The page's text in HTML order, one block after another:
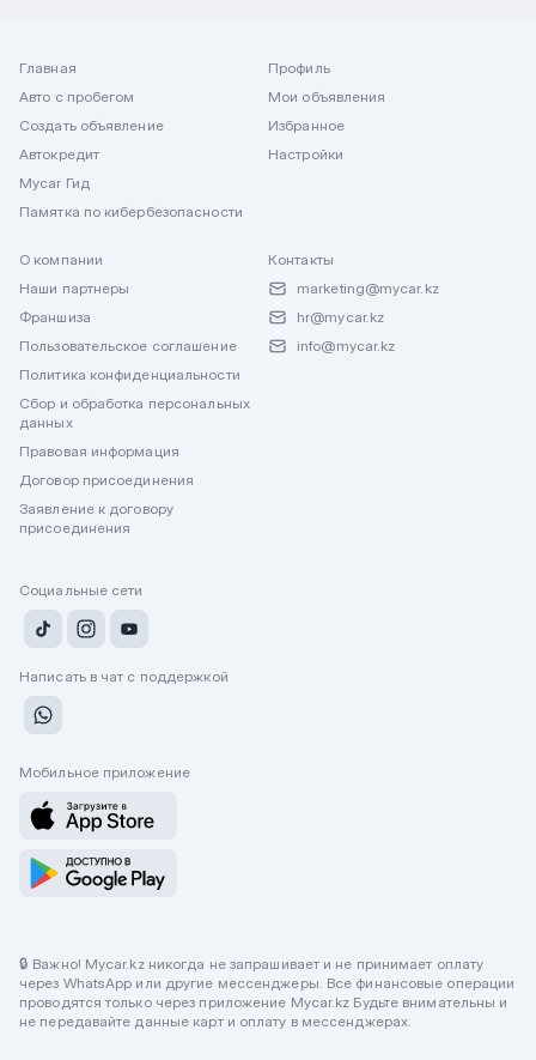
Главная
Авто с пробегом
Создать объявление
Автокредит
Mycar Гид
Памятка по кибербезопасности
Профиль
Мои объявления
Избранное
Настройки
О компании
Наши партнеры
Франшиза
Пользовательское соглашение
Политика конфиденциальности
Сбор и обработка персональных
данных
Правовая информация
Договор присоединения
Заявление к договору
присоединения
Контакты
marketing@mycar.kz
hr@mycar.kz
info@mycar.kz
Социальные сети
Написать в чат с поддержкой
Мобильное приложение
🔒 Важно! Mycar.kz никогда не запрашивает и не принимает оплату
через WhatsApp или другие мессенджеры. Все финансовые операции
проводятся только через приложение Mycar.kz Будьте внимательны и
не передавайте данные карт и оплату в мессенджерах.